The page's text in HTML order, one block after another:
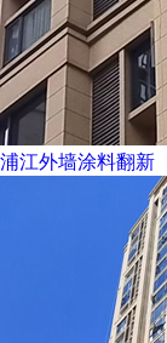
浦江外墙涂料翻新